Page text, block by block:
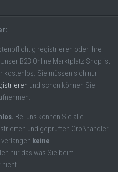
registrieren oder Ihre
B2B Online Marktplatz Shop ist
kostenlos. Sie müssen sich nur
und schon können Sie
Bei uns können Sie alle
und geprüften Großhändler
keine
nur das was Sie beim